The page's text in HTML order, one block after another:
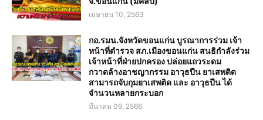
เมษายน 10, 2563
กอ.รมน.จังหวัดขอนแก่น บูรณาการร่วม เจ้า
หน้าที่ตำรวจ สภ.เมืองขอนแก่น สนธิกำลังร่วม
เจ้าหน้าที่ฝ่ายปกครอง ปล่อยแถวระดม
กวาดล้างอาชญากรรม อาวุธปืน ยาเสพติด
สามารถจับกุมยาเสพติด และ อาวุธปืน ได้
จำนวนหลายกระบอก
มีนาคม 09, 2566